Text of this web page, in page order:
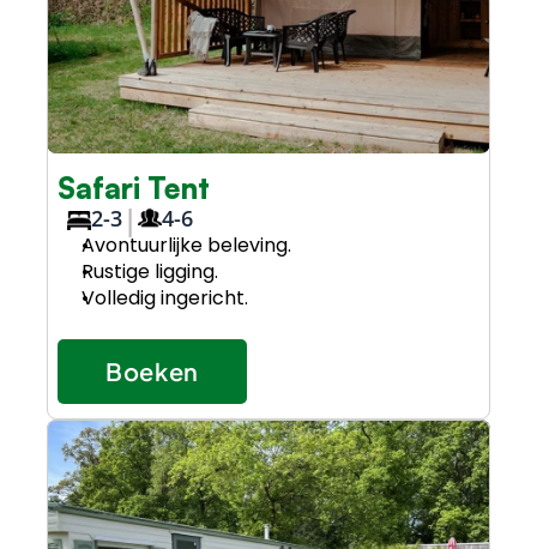
Safari Tent
2-3| 4-6
Avontuurlijke beleving.
Rustige ligging.
Volledig ingericht.
Boeken